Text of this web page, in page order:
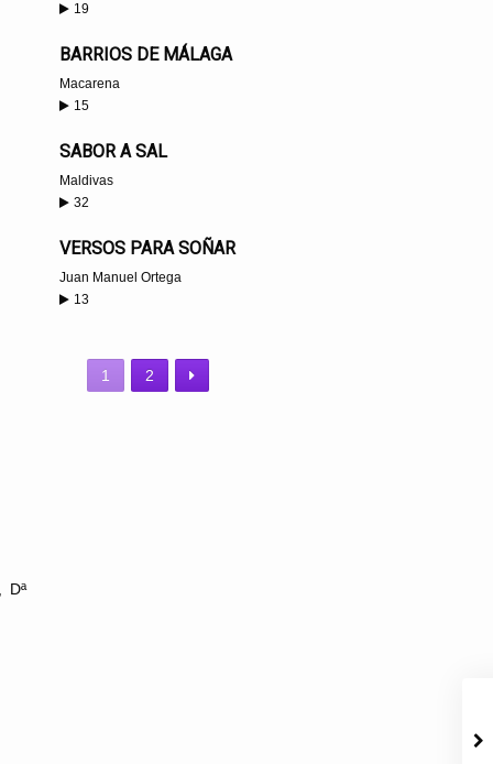
Dª
19
BARRIOS DE MÁLAGA
Macarena
15
SABOR A SAL
Maldivas
32
VERSOS PARA SOÑAR
Juan Manuel Ortega
13
1 2